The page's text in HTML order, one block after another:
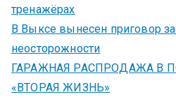
тренажёрах
В Выксе вынесен приговор
неосторожности
ГАРАЖНАЯ РАСПРОДАЖА В
«ВТОРАЯ ЖИЗНЬ»